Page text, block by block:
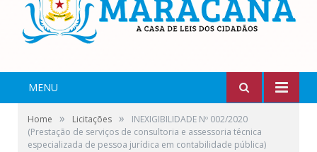
MENU
Home » Licitações »
INEXIGIBILIDADE Nº 002/2020
(Prestação de serviços de consultoria e assessoria técnica
especializada de pessoa jurídica em contabilidade pública)